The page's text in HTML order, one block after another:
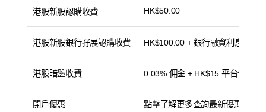
港股新股認購收費 HK$50.00
港股新股銀行孖展認購收費 HK$100.00 + 銀行融資利息
港股暗盤收費 0.03% 佣金 + HK$15 平台使用費
開戶優惠 點擊了解更多查詢最新優惠